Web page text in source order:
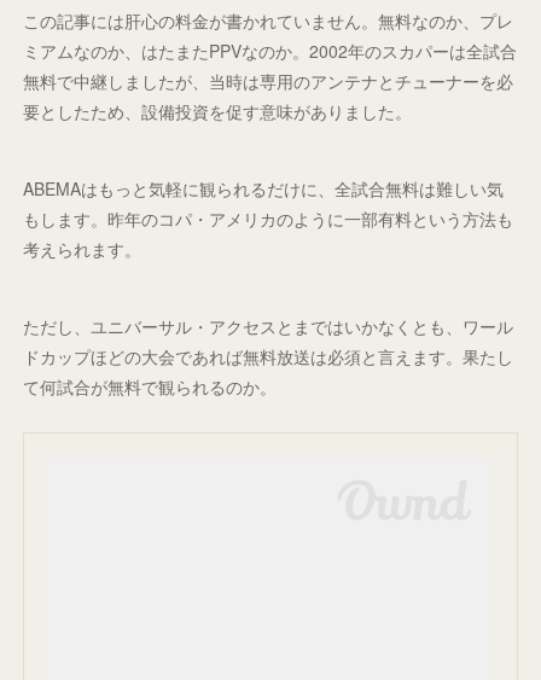
この記事には肝心の料金が書かれていません。無料なのか、プレ
ミアムなのか、はたまたPPVなのか。2002年のスカパーは全試合
無料で中継しましたが、当時は専用のアンテナとチューナーを必
要としたため、設備投資を促す意味がありました。
ABEMAはもっと気軽に観られるだけに、全試合無料は難しい気
もします。昨年のコパ・アメリカのように一部有料という方法も
考えられます。
ただし、ユニバーサル・アクセスとまではいかなくとも、ワール
ドカップほどの大会であれば無料放送は必須と言えます。果たし
て何試合が無料で観られるのか。